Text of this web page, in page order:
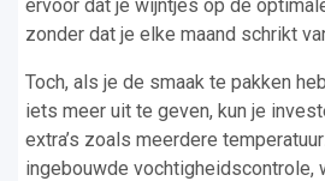
ervoor dat je wijntjes op de
zonder dat je elke maand schrikt
Toch, als je de smaak te pakken
iets meer uit te geven, kun je
extra’s zoals meerdere
ingebouwde vochtigheidscontrole,